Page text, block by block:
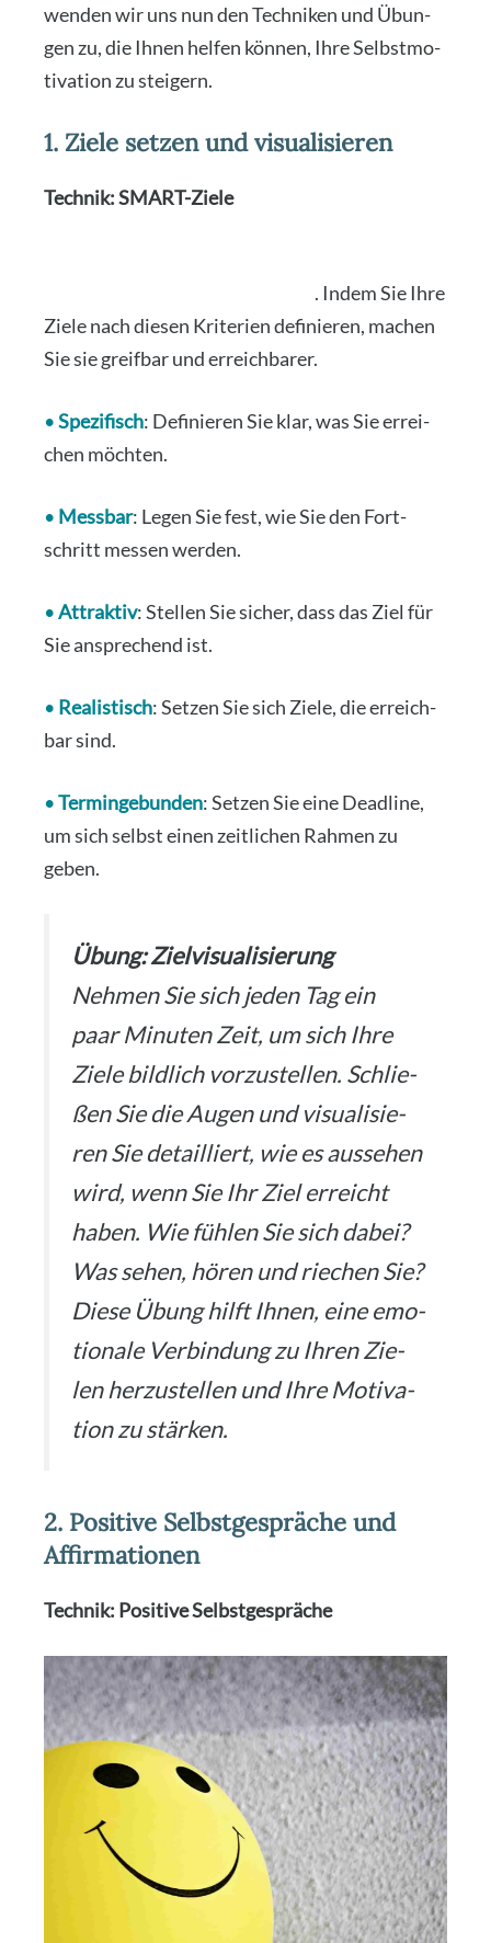
wen­den wir uns nun den Tech­ni­ken und Übun­
gen zu, die Ihnen hel­fen kön­nen, Ihre Selbst­mo­
ti­va­ti­on zu stei­gern.
1. Ziele setzen und visualisieren
Tech­nik: SMART-Zie­le
. Indem Sie Ihre
Zie­le nach die­sen Kri­te­ri­en defi­nie­ren, machen
Sie sie greif­bar und erreich­ba­rer.
•Spe­zi­fisch: Defi­nie­ren Sie klar, was Sie errei­
chen möch­ten.
• Mess­bar: Legen Sie fest, wie Sie den Fort­
schritt mes­sen wer­den.
•Attrak­tiv: Stel­len Sie sicher, dass das Ziel für
Sie anspre­chend ist.
• Rea­lis­tisch: Set­zen Sie sich Zie­le, die erreich­
bar sind.
•Ter­min­ge­bun­den: Set­zen Sie eine Dead­line,
um sich selbst einen zeit­li­chen Rah­men zu
geben.
Übung: Ziel­vi­sua­li­sie­rung
Neh­men Sie sich jeden Tag ein
paar Minu­ten Zeit, um sich Ihre
Zie­le bild­lich vor­zu­stel­len. Schlie­
ßen Sie die Augen und visua­li­sie­
ren Sie detail­liert, wie es aus­se­hen
wird, wenn Sie Ihr Ziel erreicht
haben. Wie füh­len Sie sich dabei?
Was sehen, hören und rie­chen Sie?
Die­se Übung hilft Ihnen, eine emo­
tio­na­le Ver­bin­dung zu Ihren Zie­
len her­zu­stel­len und Ihre Moti­va­
ti­on zu stär­ken.
2. Positive Selbstgespräche und
Affirmationen
Tech­nik: Posi­ti­ve Selbst­ge­sprä­che